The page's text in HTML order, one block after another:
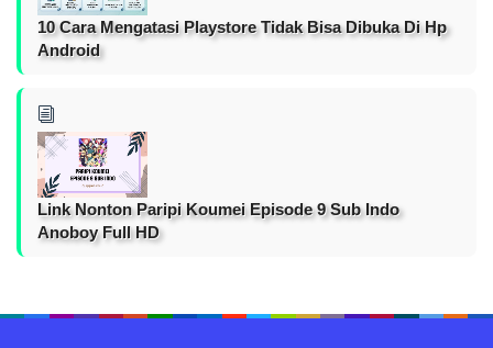
10 Cara Mengatasi Playstore Tidak Bisa Dibuka Di Hp
Android
Link Nonton Paripi Koumei Episode 9 Sub Indo
Anoboy Full HD